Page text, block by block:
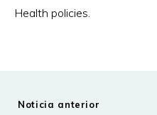
Health policies.
Noticia anterior